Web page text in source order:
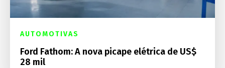
AUTOMOTIVAS
Ford Fathom: A nova picape elétrica de US$
28 mil